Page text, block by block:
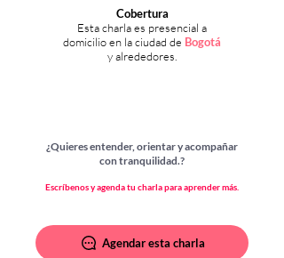
Cobertura
Esta charla es presencial a
domicilio en la ciudad de Bogotá
y alrededores.
¿Quieres entender, orientar y acompañar
con tranquilidad.?
Escríbenos y agenda tu charla para aprender más.
Agendar esta charla